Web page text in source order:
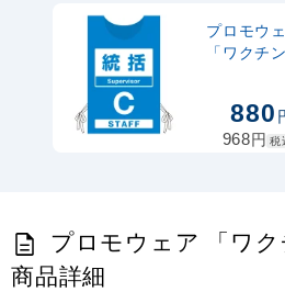
プロモウ
「ワクチ
ポンジ
VAC011-
880
968円 税
プロモウェア 「ワク
商品詳細